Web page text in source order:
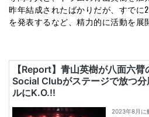
昨年結成されたばかりだが、すでに
を発表するなど、精力的に活動を展